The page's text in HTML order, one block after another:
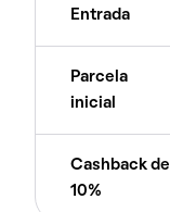
Entrada
Parcela
inicial
Cashback de
10%